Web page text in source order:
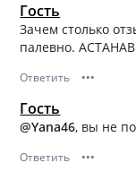
Гость
Зачем столько
палевно.
Ответить •••
Гость
@Yana46, вы не
Ответить •••